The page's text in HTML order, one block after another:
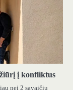
į konfliktus
nei 2 savaičių